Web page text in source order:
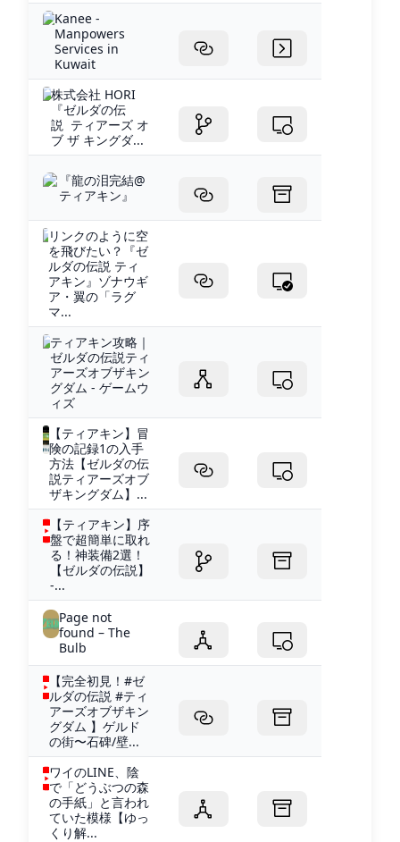
Kanee -
Manpowers
Services in
Kuwait
株式会社 HORI
『ゼルダの伝
説 ティアーズ オ
ブ ザ キングダ...
『龍の泪完結@
ティアキン』
リンクのように空
を飛びたい？『ゼ
ルダの伝説 ティ
アキン』ゾナウギ
ア・翼の「ラグ
マ...
ティアキン攻略｜
ゼルダの伝説ティ
アーズオブザキン
グダム - ゲームウ
ィズ
【ティアキン】冒
険の記録1の入手
方法【ゼルダの伝
説ティアーズオブ
ザキングダム】...
【ティアキン】序
盤で超簡単に取れ
る！神装備2選！
【ゼルダの伝説】
-...
Page not
found – The
Bulb
【完全初見！#ゼ
ルダの伝説 #ティ
アーズオブザキン
グダム 】ゲルド
の街〜石碑/壁...
ワイのLINE、陰
で「どうぶつの森
の手紙」と言われ
ていた模様【ゆっ
くり解...